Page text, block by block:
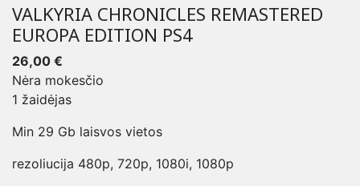
VALKYRIA CHRONICLES REMASTERED
EUROPA EDITION PS4
26,00 €
Nėra mokesčio
1 žaidėjas
Min 29 Gb laisvos vietos
rezoliucija 480p, 720p, 1080i, 1080p